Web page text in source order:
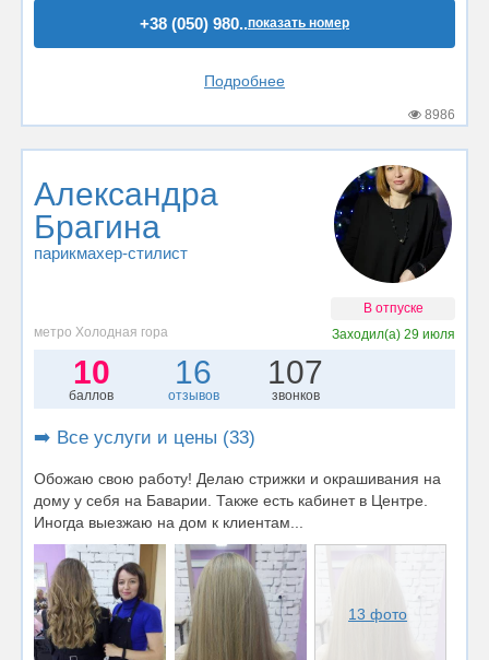
+38 (050) 980..показать номер
Подробнее
8986
Александра
Брагина
парикмахер-стилист
В отпуске
метро Холодная гора
Заходил(а) 29 июля
10
баллов
16
отзывов
107
звонков
➡️ Все услуги и цены (33)
Обожаю свою работу! Делаю стрижки и окрашивания на
дому у себя на Баварии. Также есть кабинет в Центре.
Иногда выезжаю на дом к клиентам...
13 фото